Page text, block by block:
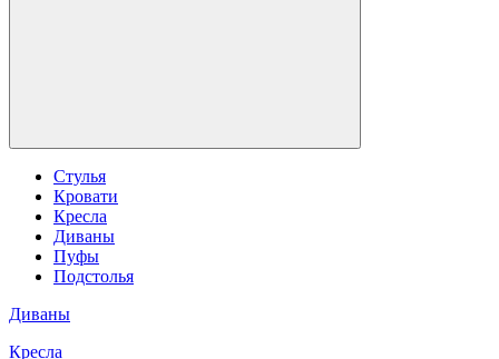
Стулья
Кровати
Кресла
Диваны
Пуфы
Подстолья
Диваны
Кресла